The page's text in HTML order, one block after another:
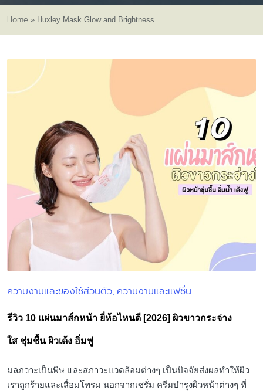
Home » Huxley Mask Glow and Brightness
Posted
ความงามและของใช้ส่วนตัว ความงามและแฟชั่น
รีวิว 10 แผ่นมาส์กหน้า ยี่ห้อไหนดี [2026] ผิวขาวกระจ่าง
ใส ชุ่มชื้น ผิวเด้ง อิ่มฟู
มลภวาะเป็นพิษ และสภาวะเเวดล้อมต่างๆ เป็นปัจจัยส่งผลทำให้ผิว
เราถูกร้ายและเสื่อมโทรม นอกจากเซรั่ม ครีมบำรุงผิวหน้าต่างๆ ที่